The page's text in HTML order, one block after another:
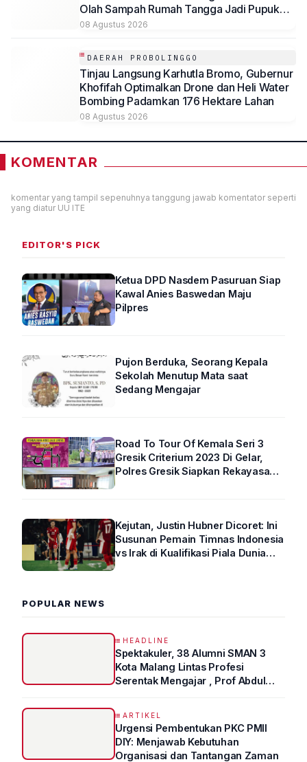
Olah Sampah Rumah Tangga Jadi Pupuk
Organik Cair (POC)
08 Agustus 2026
DAERAH PROBOLINGGO
Tinjau Langsung Karhutla Bromo, Gubernur
Khofifah Optimalkan Drone dan Heli Water
Bombing Padamkan 176 Hektare Lahan
08 Agustus 2026
KOMENTAR
komentar yang tampil sepenuhnya tanggung jawab komentator seperti
yang diatur UU ITE
EDITOR'S PICK
Ketua DPD Nasdem Pasuruan Siap
Kawal Anies Baswedan Maju
Pilpres
Pujon Berduka, Seorang Kepala
Sekolah Menutup Mata saat
Sedang Mengajar
Road To Tour Of Kemala Seri 3
Gresik Criterium 2023 Di Gelar,
Polres Gresik Siapkan Rekayasa
Kejutan, Justin Hubner Dicoret: Ini
Susunan Pemain Timnas Indonesia
vs Irak di Kualifikasi Piala Dunia
POPULAR NEWS
HEADLINE
Spektakuler, 38 Alumni SMAN 3
Kota Malang Lintas Profesi
Serentak Mengajar , Prof Abdul
ARTIKEL
Urgensi Pembentukan PKC PMII
DIY: Menjawab Kebutuhan
Organisasi dan Tantangan Zaman